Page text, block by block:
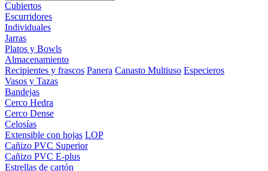
Cubiertos
Escurridores
Individuales
Jarras
Platos y Bowls
Almacenamiento
Recipientes y frascos Panera Canasto Multiuso Especieros
Vasos y Tazas
Bandejas
Cerco Hedra
Cerco Dense
Celosías
Extensible con hojas LOP
Cañizo PVC Superior
Cañizo PVC E-plus
Estrellas de cartón